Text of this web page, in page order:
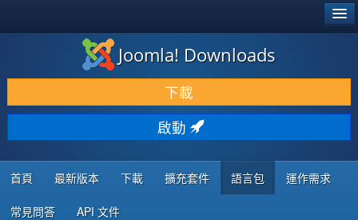
下載 & 擴充
發現 & 學習
社群 & 支援
程式者資源
Joomla! Downloads
下載
啟動
首頁 最新版本 下載 擴充套件 語言包 運作需求
常見問答 API 文件